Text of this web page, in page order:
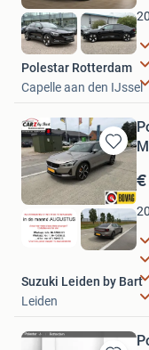
Polestar Rotterdam
Capelle aan den IJssel
Bewaren
in
Mijn
Suzuki Leiden by Bart
Leiden